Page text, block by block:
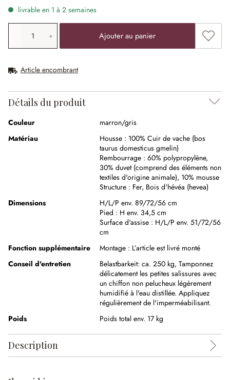
livrable en 1 à 2 semaines
Quantité de produit: saisissez la valeur souhaitée ou
Ajouter au panier
Article encombrant
Détails du produit
Couleur
marron/gris
Matériau
Housse : 100% Cuir de vache (bos
taurus domesticus gmelin)
Rembourrage : 60% polypropylène,
30% duvet (comprend des éléments non
textiles d'origine animale), 10% mousse
Structure : Fer, Bois d'hévéa (hevea)
Dimensions
H/L/P env. 89/72/56 cm
Pied : H env. 34,5 cm
Surface d'assise : H/L/P env. 51/72/56
cm
Fonction supplémentaire
Montage : L’article est livré monté
Conseil d'entretien
Belastbarkeit: ca. 250 kg, Tamponnez
délicatement les petites salissures avec
un chiffon non pelucheux légèrement
humidifié à l'eau distillée. Appliquez
régulièrement de l'imperméabilisant.
Poids
Poids total env. 17 kg
Description